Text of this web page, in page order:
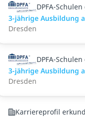
DPFA-
3-jährige Ausbildung
Dresden
DPFA-
3-jährige Ausbildung
Dresden
Karriereprofil